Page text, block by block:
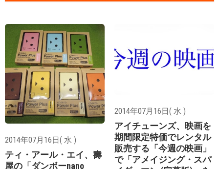
2014年07月16日( 水 )
ティ・アール・エイ、壽
屋の「ダンボーnano
2014年07月16日( 水 )
アイチューンズ、映画を
期間限定特価でレンタル
販売する「今週の映画」
で「アメイジング・スパ